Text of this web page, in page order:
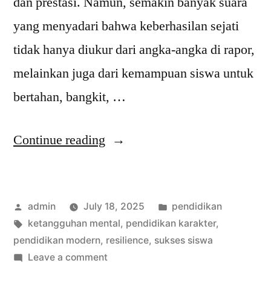
yang menyadari bahwa keberhasilan sejati
tidak hanya diukur dari angka-angka di rapor,
melainkan juga dari kemampuan siswa untuk
bertahan, bangkit, …
Continue reading “Dari
Resilience:
Saatnya
Ganti
Posted
by
admin July 18, 2025
Posted
in
pendidikan
Tags:
ketangguhan mental, pendidikan karakter,
pendidikan modern, resilience, sukses siswa
Leave a commenton